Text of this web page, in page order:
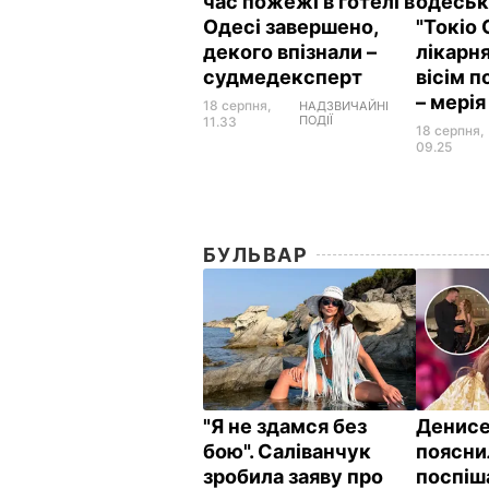
Одесі завершено,
декого впізнали –
судмедексперт
18 серпня,
11.33
НАДЗВИЧАЙНІ
ПОДІЇ
"Токіо
вісім
– мерія
18 серпня,
09.25
БУЛЬВАР
"Я не здамся без
бою". Саліванчук
зробила заяву про